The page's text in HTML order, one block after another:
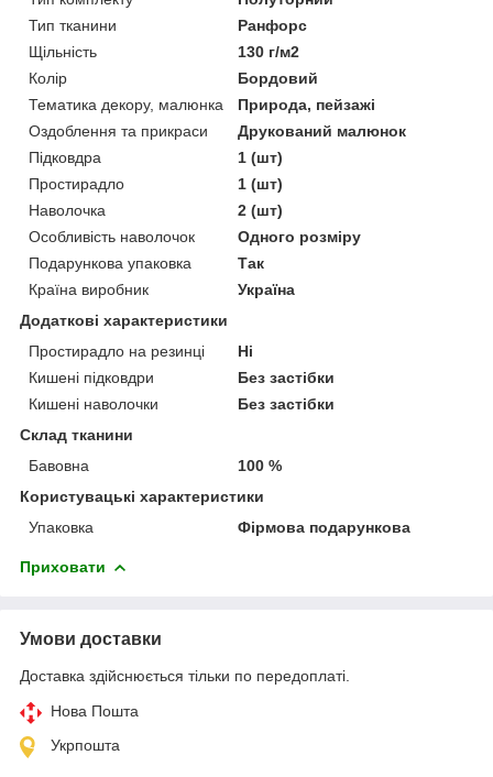
Тип тканини
Ранфорс
Щільність
130 г/м2
Колір
Бордовий
Тематика декору, малюнка
Природа, пейзажі
Оздоблення та прикраси
Друкований малюнок
Підковдра
1 (шт)
Простирадло
1 (шт)
Наволочка
2 (шт)
Особливість наволочок
Одного розміру
Подарункова упаковка
Так
Країна виробник
Україна
Додаткові характеристики
Простирадло на резинці
Ні
Кишені підковдри
Без застібки
Кишені наволочки
Без застібки
Склад тканини
Бавовна
100 %
Користувацькі характеристики
Упаковка
Фірмова подарункова
Приховати
Умови доставки
Доставка здійснюється тільки по передоплаті.
Нова Пошта
Укрпошта